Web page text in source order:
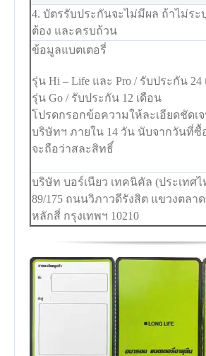
4. บัตรรับประกันจะไม่มีผล ถ้าไม่ร
ต้อง และครบถ้วน
ข้อมูลแบตเตอรี่
รุ่น Hi – Life และ Pro / รับประกัน 24
รุ่น Go / รับประกัน 12 เดือน
โปรดกรอกข้อความให้ละเอียดชัดเ
บริษัทฯ ภายใน 14 วัน นับจากวันที่
จะถือว่าสละสิทธิ์
บริษัท บอร์เนียว เทคนิคัล (ประเทศไ
89/175 ถนนวิภาวดีรังสิต แขวงตลา
หลักสี่ กรุงเทพฯ 10210